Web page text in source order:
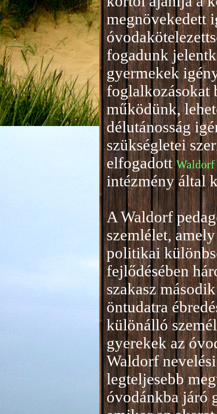
megnövekedett
fogadunk
gyermekek
foglalkozásokat
működünk,
délutánosság
szükségletei
elfogadott Waldorf
intézmény által
A Waldorf
szemlélet,
politikai
fejlődésében
szakasz
öntudatra
különálló
gyerekek az
Waldorf
legteljesebb
óvodánkba járó